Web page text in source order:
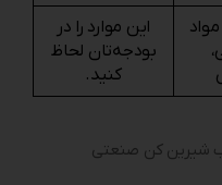
این موارد را در
بودجه‌تان لحاظ
کنید.
شیرین کن صنعتی